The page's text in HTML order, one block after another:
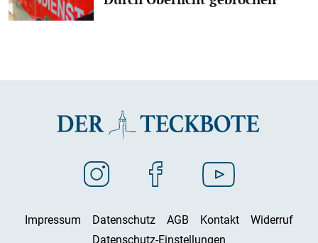
Impressum Datenschutz AGB Kontakt
Widerruf
Datenschutz-Einstellungen